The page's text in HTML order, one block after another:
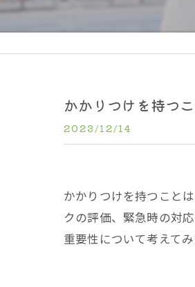
かかりつけを持つ
2023/12/14
かかりつけを持つこと
クの評価、緊急時の対
重要性について考えてみ